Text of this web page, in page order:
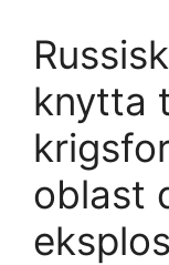
knytta
oblast